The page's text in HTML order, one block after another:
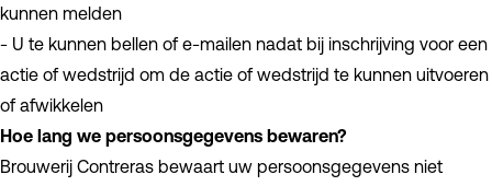
kunnen melden
- U te kunnen bellen of e-mailen nadat bij inschrijving voor een
actie of wedstrijd om de actie of wedstrijd te kunnen uitvoeren
of afwikkelen
Hoe lang we persoonsgegevens bewaren?
Brouwerij Contreras bewaart uw persoonsgegevens niet